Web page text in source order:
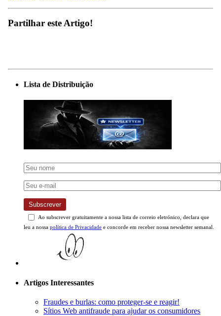
Partilhar este Artigo!
Lista de Distribuição
Subscrever
Ao subscrever gratuitamente a nossa lista de correio eletrónico, declara que
leu a nossa política de Privacidade e concorde em receber nossa newsletter semanal.
Artigos Interessantes
Fraudes e burlas: como proteger-se e reagir!
Sítios Web antifraude para ajudar os consumidores